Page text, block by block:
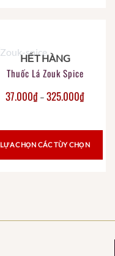
HẾT HÀNG
Thuốc Lá Zouk Spice
37.000₫ – 325.000₫
LỰA CHỌN CÁC TÙY CHỌN